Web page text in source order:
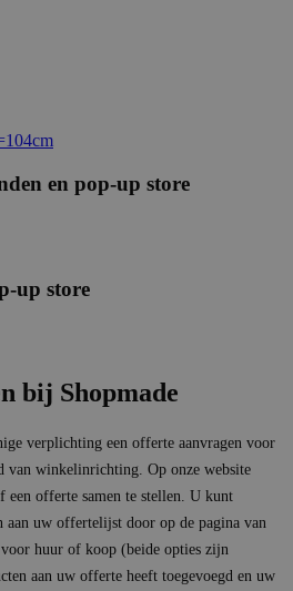
en pop-up store
up store
bij Shopmade
verplichting een offerte aanvragen voor
van winkelinrichting. Op onze website
offerte samen te stellen. U kunt
aan uw offertelijst door op de pagina van
huur of koop (beide opties zijn
aan uw offerte heeft toegevoegd en uw